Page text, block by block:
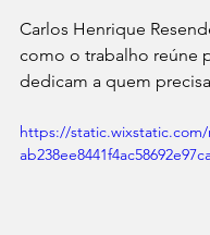
Carlos Henrique
como o trabalho reúne
dedicam a quem
https://